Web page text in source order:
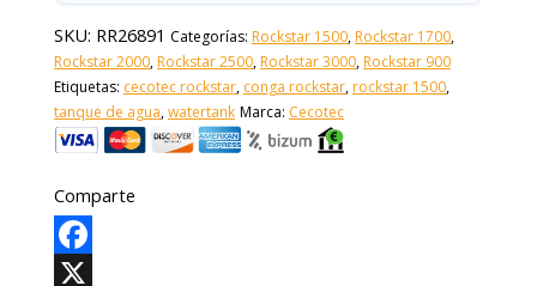
SKU: RR26891 Categorías: Rockstar 1500, Rockstar 1700,
Rockstar 2000, Rockstar 2500, Rockstar 3000, Rockstar 900
Etiquetas: cecotec rockstar, conga rockstar, rockstar 1500,
tanque de agua,watertank Marca: Cecotec
Comparte
Facebook